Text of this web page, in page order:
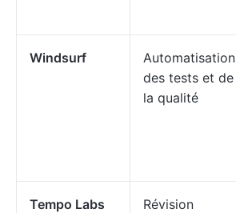
Windsurf
Automatisation
des tests et de
la qualité
Tempo Labs
Révision